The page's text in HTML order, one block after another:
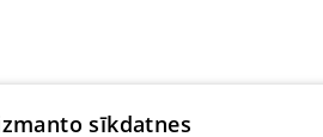
sīkdatnes